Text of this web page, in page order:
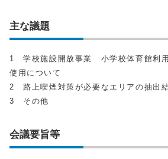
主な議題
1 学校施設開放事業 小学校体育館利
使用について
2 路上喫煙対策が必要なエリアの抽出
3 その他
会議要旨等